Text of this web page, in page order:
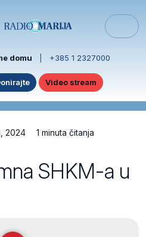
domu +385 1 2327000
Video stream
2024 1 minuta čitanja
SHKM-a u